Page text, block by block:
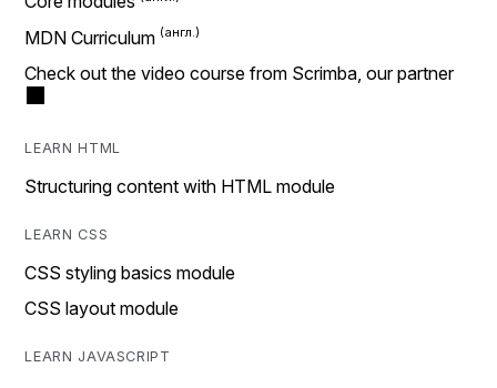
MDN Curriculum
Check out the video course from Scrimba, our partner
LEARN HTML
Structuring content with HTML module
LEARN CSS
CSS styling basics module
CSS layout module
LEARN JAVASCRIPT